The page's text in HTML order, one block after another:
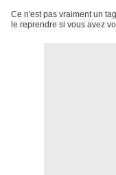
Ce n'est pas vraiment un
le reprendre si vous avez